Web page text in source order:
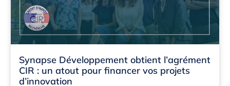
Synapse Développement obtient l’agrément
CIR : un atout pour financer vos projets
d’innovation